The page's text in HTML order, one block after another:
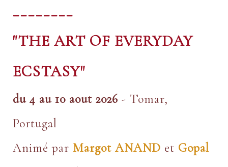
________
"THE ART OF EVERYDAY
ECSTASY"
du 4 au 10 aout 2026 - Tomar,
Portugal
Animé par Margot ANAND et Gopal